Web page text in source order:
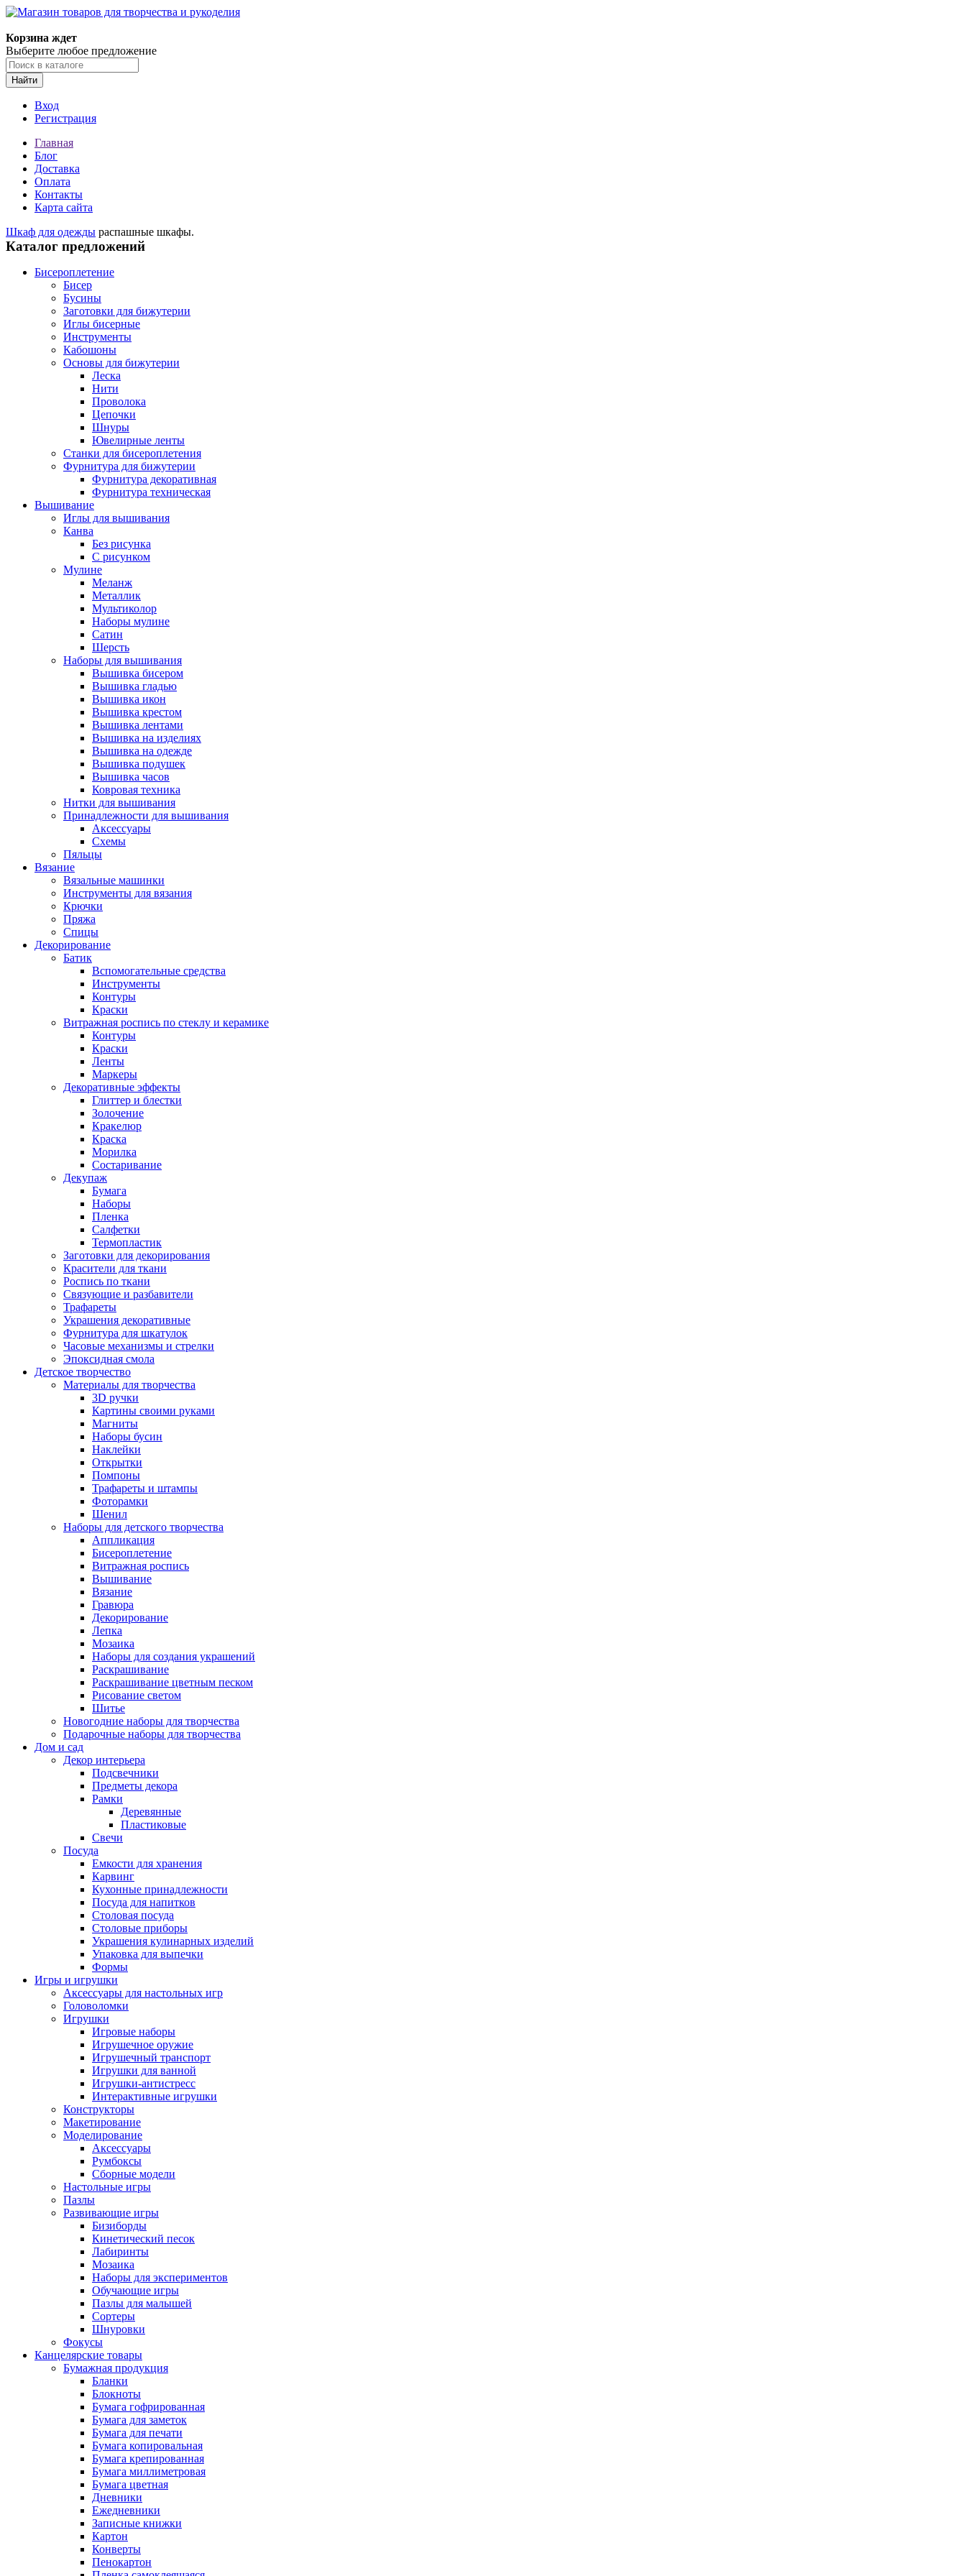
Корзина ждет
Выберите любое предложение
Найти
Вход
Регистрация
Главная
Блог
Доставка
Оплата
Контакты
Карта сайта
Шкаф для одежды распашные шкафы.
Каталог предложений
Бисероплетение
Бисер
Бусины
Заготовки для бижутерии
Иглы бисерные
Инструменты
Кабошоны
Основы для бижутерии
Леска
Нити
Проволока
Цепочки
Шнуры
Ювелирные ленты
Станки для бисероплетения
Фурнитура для бижутерии
Фурнитура декоративная
Фурнитура техническая
Вышивание
Иглы для вышивания
Канва
Без рисунка
С рисунком
Мулине
Меланж
Металлик
Мультиколор
Наборы мулине
Сатин
Шерсть
Наборы для вышивания
Вышивка бисером
Вышивка гладью
Вышивка икон
Вышивка крестом
Вышивка лентами
Вышивка на изделиях
Вышивка на одежде
Вышивка подушек
Вышивка часов
Ковровая техника
Нитки для вышивания
Принадлежности для вышивания
Аксессуары
Схемы
Пяльцы
Вязание
Вязальные машинки
Инструменты для вязания
Крючки
Пряжа
Спицы
Декорирование
Батик
Вспомогательные средства
Инструменты
Контуры
Краски
Витражная роспись по стеклу и керамике
Контуры
Краски
Ленты
Маркеры
Декоративные эффекты
Глиттер и блестки
Золочение
Кракелюр
Краска
Морилка
Состаривание
Декупаж
Бумага
Наборы
Пленка
Салфетки
Термопластик
Заготовки для декорирования
Красители для ткани
Роспись по ткани
Связующие и разбавители
Трафареты
Украшения декоративные
Фурнитура для шкатулок
Часовые механизмы и стрелки
Эпоксидная смола
Детское творчество
Материалы для творчества
3D ручки
Картины своими руками
Магниты
Наборы бусин
Наклейки
Открытки
Помпоны
Трафареты и штампы
Фоторамки
Шенил
Наборы для детского творчества
Аппликация
Бисероплетение
Витражная роспись
Вышивание
Вязание
Гравюра
Декорирование
Лепка
Мозаика
Наборы для создания украшений
Раскрашивание
Раскрашивание цветным песком
Рисование светом
Шитье
Новогодние наборы для творчества
Подарочные наборы для творчества
Дом и сад
Декор интерьера
Подсвечники
Предметы декора
Рамки
Деревянные
Пластиковые
Свечи
Посуда
Емкости для хранения
Карвинг
Кухонные принадлежности
Посуда для напитков
Столовая посуда
Столовые приборы
Украшения кулинарных изделий
Упаковка для выпечки
Формы
Игры и игрушки
Аксессуары для настольных игр
Головоломки
Игрушки
Игровые наборы
Игрушечное оружие
Игрушечный транспорт
Игрушки для ванной
Игрушки-антистресс
Интерактивные игрушки
Конструкторы
Макетирование
Моделирование
Аксессуары
Румбоксы
Сборные модели
Настольные игры
Пазлы
Развивающие игры
Бизиборды
Кинетический песок
Лабиринты
Мозаика
Наборы для экспериментов
Обучающие игры
Пазлы для малышей
Сортеры
Шнуровки
Фокусы
Канцелярские товары
Бумажная продукция
Бланки
Блокноты
Бумага гофрированная
Бумага для заметок
Бумага для печати
Бумага копировальная
Бумага крепированная
Бумага миллиметровая
Бумага цветная
Дневники
Ежедневники
Записные книжки
Картон
Конверты
Пенокартон